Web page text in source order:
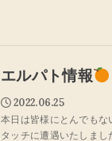
エルパト情報
2022.06.25
本日は皆様にとんでも
タッチに遭遇いたしまし